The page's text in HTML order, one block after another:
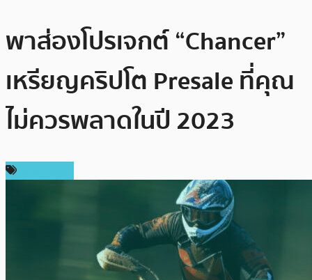
พาส่องโปรเจกต์ “Chancer”
เหรียญคริปโต Presale ที่คุณ
ไม่ควรพลาดในปี 2023